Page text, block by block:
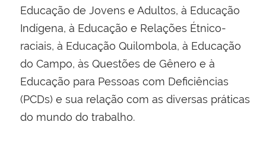
Educação de Jovens e Adultos, à Educação
Indígena, à Educação e Relações Étnico-
raciais, à Educação Quilombola, à Educação
do Campo, às Questões de Gênero e à
Educação para Pessoas com Deficiências
(PCDs) e sua relação com as diversas práticas
do mundo do trabalho.